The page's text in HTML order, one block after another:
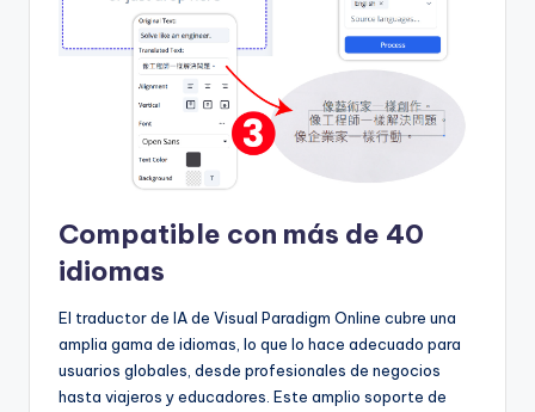
Compatible con más de 40
idiomas
El traductor de IA de Visual Paradigm Online cubre una
amplia gama de idiomas, lo que lo hace adecuado para
usuarios globales, desde profesionales de negocios
hasta viajeros y educadores. Este amplio soporte de